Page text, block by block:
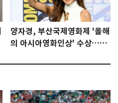
양자경, 부산국제영화제 '올해
의 아시아영화인상' 수상…15